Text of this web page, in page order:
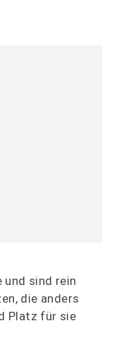
und sind rein
die anders
Platz für sie